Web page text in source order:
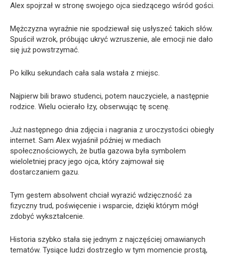
Alex spojrzał w stronę swojego ojca siedzącego wśród gości.
Mężczyzna wyraźnie nie spodziewał się usłyszeć takich słów.
Spuścił wzrok, próbując ukryć wzruszenie, ale emocji nie dało
się już powstrzymać.
Po kilku sekundach cała sala wstała z miejsc.
Najpierw bili brawo studenci, potem nauczyciele, a następnie
rodzice. Wielu ocierało łzy, obserwując tę scenę.
Już następnego dnia zdjęcia i nagrania z uroczystości obiegły
internet. Sam Alex wyjaśnił później w mediach
społecznościowych, że butla gazowa była symbolem
wieloletniej pracy jego ojca, który zajmował się
dostarczaniem gazu.
Tym gestem absolwent chciał wyrazić wdzięczność za
fizyczny trud, poświęcenie i wsparcie, dzięki którym mógł
zdobyć wykształcenie.
Historia szybko stała się jednym z najczęściej omawianych
tematów. Tysiące ludzi dostrzegło w tym momencie prostą,